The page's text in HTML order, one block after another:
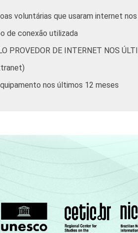
voluntárias que usaram internet
de conexão utilizada
PROVEDOR DE INTERNET NOS
nos últimos 12 meses